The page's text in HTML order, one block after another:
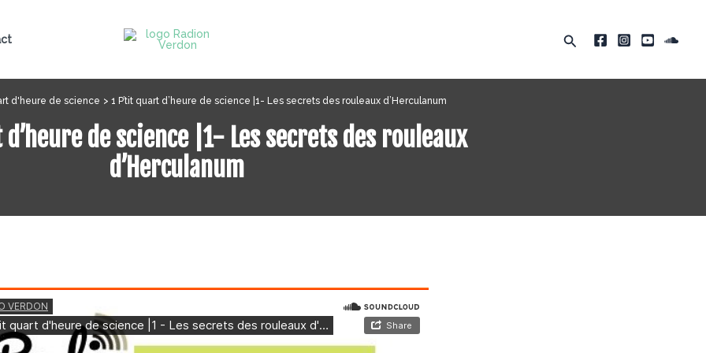
Rechercher
d'heure de science 1 P’tit quart d’heure de science |1- Les secrets des rouleaux d’Herculanum
de science |1- Les secrets des rouleaux
d’Herculanum